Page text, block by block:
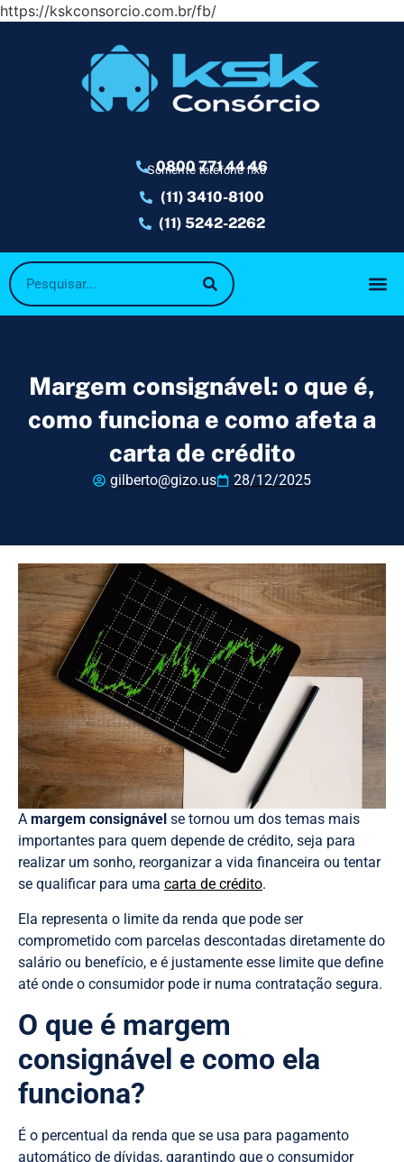
https://kskconsorcio.com.br/fb/
0800 771 44 46
Somente telefone fixo
(11) 3410-8100
(11) 5242-2262
Margem consignável: o que é,
como funciona e como afeta a
carta de crédito
gilberto@gizo.us 28/12/2025
A margem consignável se tornou um dos temas mais
importantes para quem depende de crédito, seja para
realizar um sonho, reorganizar a vida financeira ou tentar
se qualificar para uma carta de crédito.
Ela representa o limite da renda que pode ser
comprometido com parcelas descontadas diretamente do
salário ou benefício, e é justamente esse limite que define
até onde o consumidor pode ir numa contratação segura.
O que é margem
consignável e como ela
funciona?
É o percentual da renda que se usa para pagamento
automático de dívidas, garantindo que o consumidor